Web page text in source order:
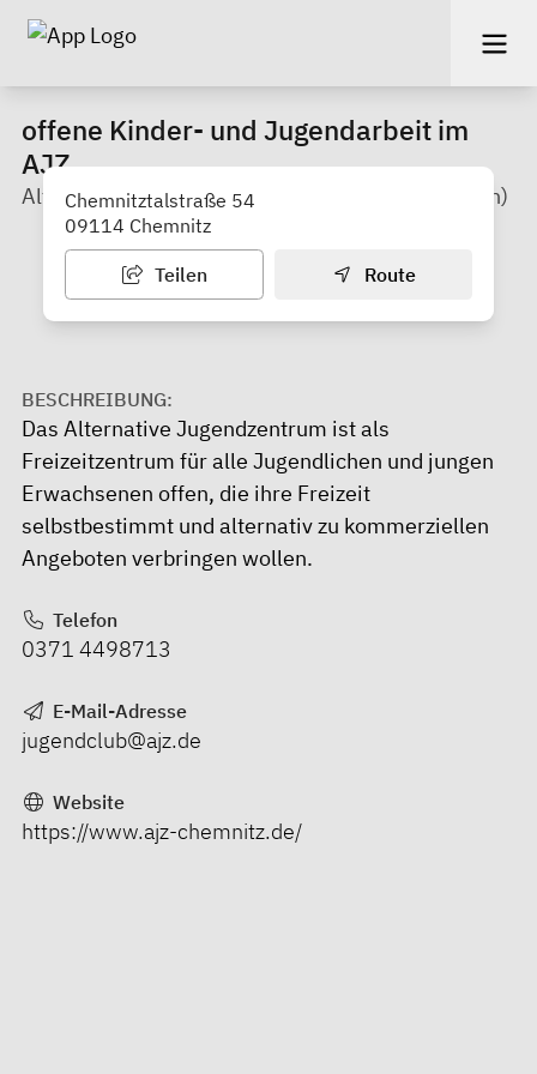
offene Kinder- und Jugendarbeit im
AJZ
Alternatives Jugendzentrum e. V. Chemnitz (Furth)
Chemnitztalstraße 54
09114 Chemnitz
Teilen Route
BESCHREIBUNG:
Das Alternative Jugendzentrum ist als
Freizeitzentrum für alle Jugendlichen und jungen
Erwachsenen offen, die ihre Freizeit
selbstbestimmt und alternativ zu kommerziellen
Angeboten verbringen wollen.
Telefon
0371 4498713
E-Mail-Adresse
jugendclub@ajz.de
Website
https://www.ajz-chemnitz.de/